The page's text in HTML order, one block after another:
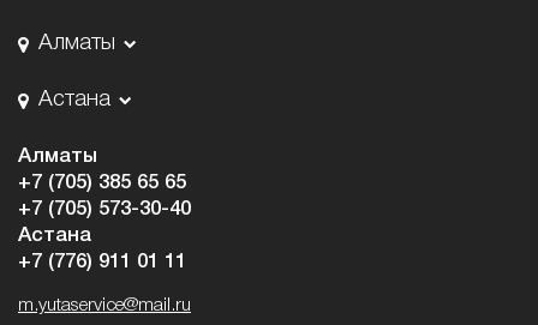
Алматы
Астана
Алматы
+7 (705) 385 65 65
+7 (705) 573-30-40
Астана
+7 (776) 911 01 11
m.yutaservice@mail.ru